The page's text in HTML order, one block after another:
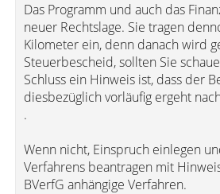
Das Programm und auch das
neuer Rechtslage. Sie tragen
Kilometer ein, denn danach wird
Steuerbescheid, sollten Sie
Schluss ein Hinweis ist, dass der
diesbezüglich vorläufig ergeht
.
Wenn nicht, Einspruch einlegen
Verfahrens beantragen mit
BVerfG anhängige Verfahren.